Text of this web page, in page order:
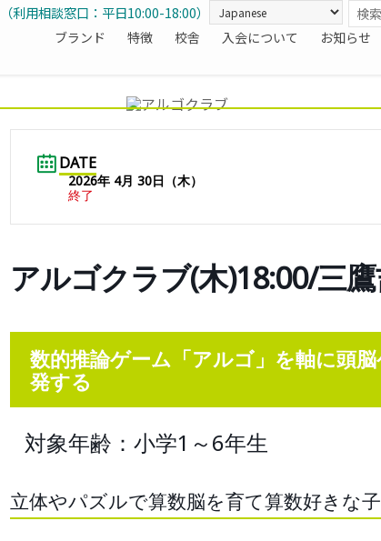
ブランド 特徴 校舎 入会について お知らせ
（利用相談窓口：平日10:00-18:00）
DATE
2026年 4月 30日（木）
終了
アルゴクラブ(木)18:00/三
数的推論ゲーム「アルゴ」を軸に頭
発する
対象年齢：小学1～6年生
立体やパズルで算数脳を育て算数好きな